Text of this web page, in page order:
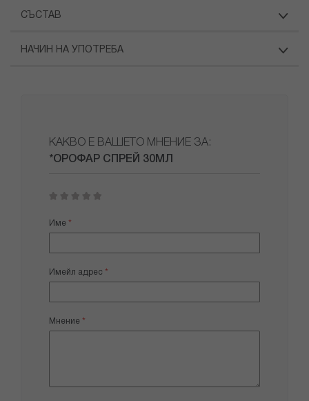
СЪСТАВ
НАЧИН НА УПОТРЕБА
КАКВО Е ВАШЕТО МНЕНИЕ ЗА:
*ОРОФАР СПРЕЙ 30МЛ
star
stars
stars
stars
stars
Име
Имейл адрес
Мнение